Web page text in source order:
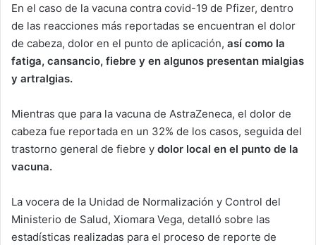
En el caso de la vacuna contra covid-19 de Pfizer, dentro
de las reacciones más reportadas se encuentran el dolor
de cabeza, dolor en el punto de aplicación, así como la
fatiga, cansancio, fiebre y en algunos presentan mialgias
y artralgias.
Mientras que para la vacuna de AstraZeneca, el dolor de
cabeza fue reportada en un 32% de los casos, seguida del
trastorno general de fiebre y dolor local en el punto de la
vacuna.
La vocera de la Unidad de Normalización y Control del
Ministerio de Salud, Xiomara Vega, detalló sobre las
estadísticas realizadas para el proceso de reporte de